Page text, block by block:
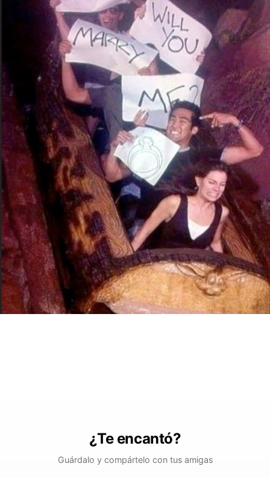
¿Te encantó?
Guárdalo y compártelo con tus amigas